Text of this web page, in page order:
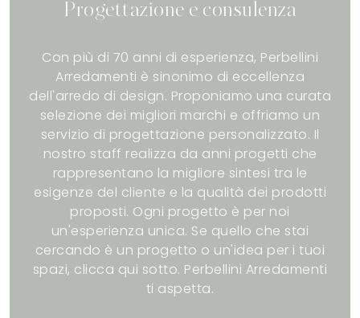
Progettazione e consulenza
Con più di 70 anni di esperienza, Perbellini
Arredamenti è sinonimo di eccellenza
dell'arredo di design. Proponiamo una curata
selezione dei migliori marchi e offriamo un
servizio di progettazione personalizzato. Il
nostro staff realizza da anni progetti che
rappresentano la migliore sintesi tra le
esigenze del cliente e la qualità dei prodotti
proposti. Ogni progetto è per noi
un'esperienza unica. Se quello che stai
cercando è un progetto o un'idea per i tuoi
spazi, clicca qui sotto. Perbellini Arredamenti
ti aspetta.